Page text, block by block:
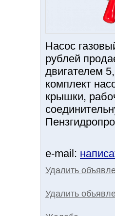
Насос
рублей
двигателем
комплект
крышки,
e-mail:
Удалить
Удалить